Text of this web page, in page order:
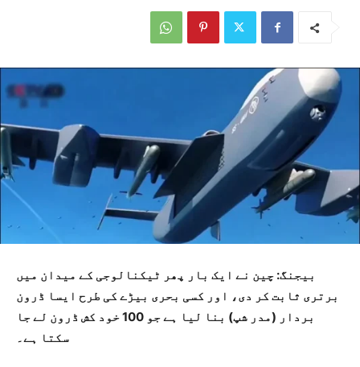
بیجنگ: چین نے ایک بار پھر ٹیکنالوجی کے میدان میں
برتری ثابت کر دی، اور کسی بحری بیڑے کی طرح ایسا ڈرون
بردار (مدر شپ) بنا لیا ہے جو 100 خود کش ڈرون لے جا
سکتا ہے۔